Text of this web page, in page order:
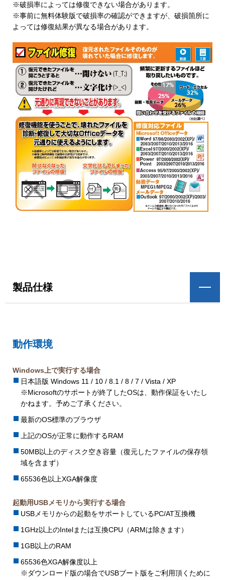
※破損率によっては修復できない場合があります。
※事前に無料体験版で破損率の確認ができますが、破損箇所に
よっては修復結果が異なる場合があります。
製品仕様
動作環境
Windows上で実行する場合
日本語版 Windows 11 / 10 / 8.1 / 8 / 7 / Vista / XP
※Microsoftのサポートが終了したOSは、動作保証をいたし
かねます。予めご了承ください。
最新のOS標準のブラウザ
上記のOSが正常に動作するRAM
50MB以上のディスク空き容量（復元したファイルの保存領
域を含まず）
65536色以上XGA解像度
起動用USBメモリから実行する場合
USBメモリからの起動をサポートしているPC/AT互換機
1GHz以上のIntelまたは互換CPU（ARMは除きます）
1GB以上のRAM
65536色XGA解像度以上
※ダウンロード版の場合でUSBブート版をご利用頂くために